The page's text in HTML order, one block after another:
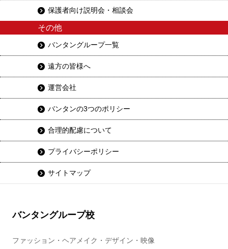
保護者向け説明会・相談会
その他
バンタングループ一覧
遠方の皆様へ
運営会社
バンタンの3つのポリシー
合理的配慮について
プライバシーポリシー
サイトマップ
バンタングループ校
ファッション・ヘアメイク・デザイン・映像